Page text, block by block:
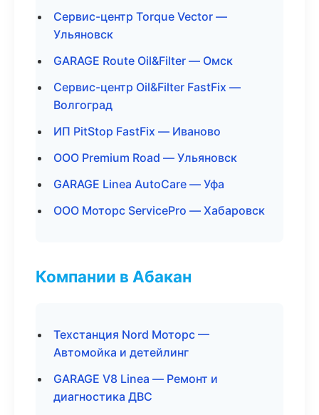
Сервис-центр Torque Vector —
Ульяновск
GARAGE Route Oil&Filter — Омск
Сервис-центр Oil&Filter FastFix —
Волгоград
ИП PitStop FastFix — Иваново
ООО Premium Road — Ульяновск
GARAGE Linea AutoCare — Уфа
ООО Моторс ServicePro — Хабаровск
Компании в Абакан
Техстанция Nord Моторс —
Автомойка и детейлинг
GARAGE V8 Linea — Ремонт и
диагностика ДВС